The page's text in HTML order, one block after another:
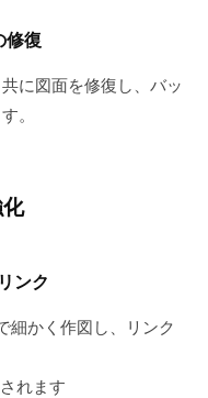
修復
に図面を修復し、バッ
。
ンク
細かく作図し、リンク
れます